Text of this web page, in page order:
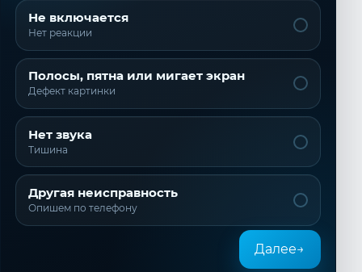
Не включается
Нет реакции
Полосы, пятна или мигает экран
Дефект картинки
Нет звука
Тишина
Другая неисправность
Опишем по телефону
Далее→